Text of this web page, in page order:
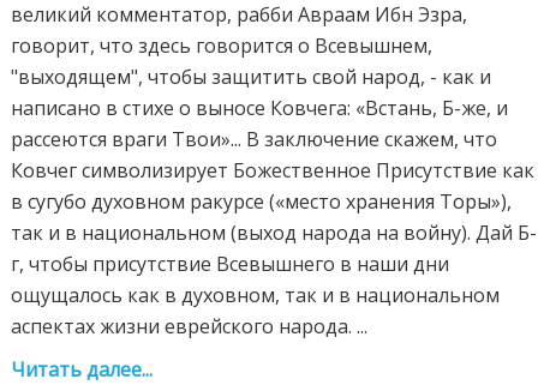
великий комментатор, рабби Авраам Ибн Эзра,
говорит, что здесь говорится о Всевышнем,
"выходящем", чтобы защитить свой народ, - как и
написано в стихе о выносе Ковчега: «Встань, Б-же, и
рассеются враги Твои»... В заключение скажем, что
Ковчег символизирует Божественное Присутствие как
в сугубо духовном ракурсе («место хранения Торы»),
так и в национальном (выход народа на войну). Дай Б-
г, чтобы присутствие Всевышнего в наши дни
ощущалось как в духовном, так и в национальном
аспектах жизни еврейского народа. ...
Читать далее...